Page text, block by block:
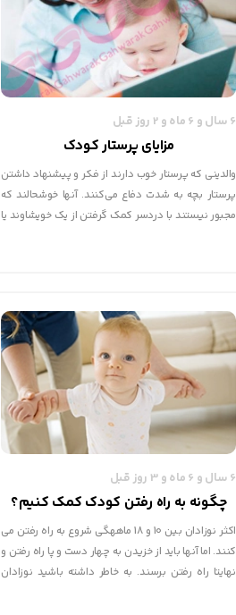
6 سال و 6 ماه و 2 روز قبل
مزایای پرستار کودک
والدینی که پرستار خوب دارند از فکر و پیشنهاد داشتن
پرستار بچه به شدت دفاع می‌کنند. آنها خوشحالند که
مجبور نیستند با دردسر کمک گرفتن از یک خویشاوند یا
6 سال و 6 ماه و 3 روز قبل
چگونه به راه رفتن کودک کمک کنیم؟
اکثر نوزادان بین 10 و 18 ماههگی شروع به راه رفتن می
کنند. اما آنها باید از خزیدن به چهار دست و پا راه رفتن و
نهایتا راه رفتن برسند. به خاطر داشته باشید نوزادان